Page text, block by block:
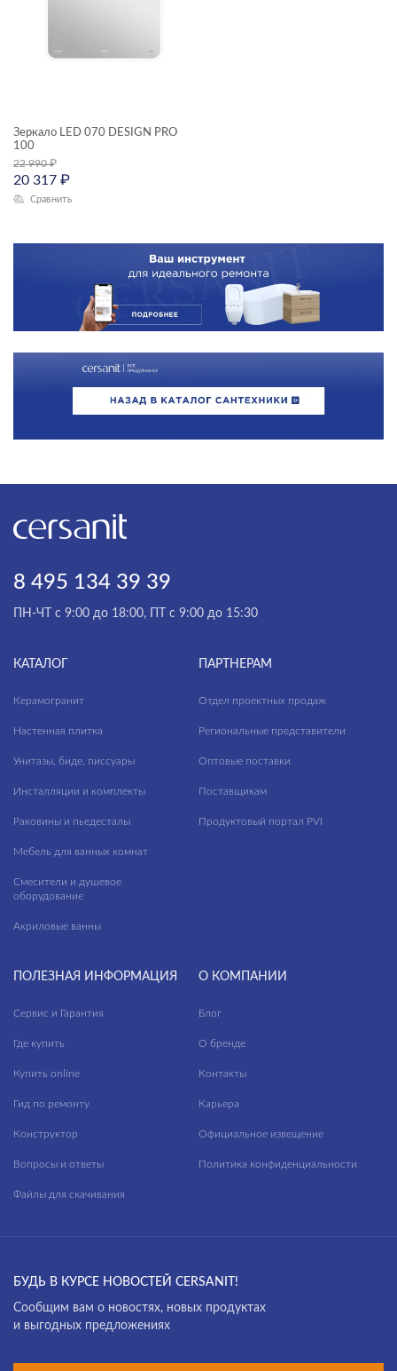
Зеркало LED 070 DESIGN PRO
100
22 990₽
20 317 ₽
Сравнить
8 495 134 39 39
ПН-ЧТ с 9:00 до 18:00, ПТ с 9:00 до 15:30
КАТАЛОГ
Керамогранит
Настенная плитка
Унитазы, биде, писсуары
Инсталляции и комплекты
Раковины и пьедесталы
Мебель для ванных комнат
Смесители и душевое
оборудование
Акриловые ванны
ПАРТНЕРАМ
Отдел проектных продаж
Региональные представители
Оптовые поставки
Поставщикам
Продуктовый портал PVI
ПОЛЕЗНАЯ ИНФОРМАЦИЯ
Сервис и Гарантия
Где купить
Купить online
Гид по ремонту
Конструктор
Вопросы и ответы
Файлы для скачивания
О КОМПАНИИ
Блог
О бренде
Контакты
Карьера
Официальное извещение
Политика конфиденциальности
БУДЬ В КУРСЕ НОВОСТЕЙ CERSANIT!
Cообщим вам о новостях, новых продуктах
и выгодных предложениях